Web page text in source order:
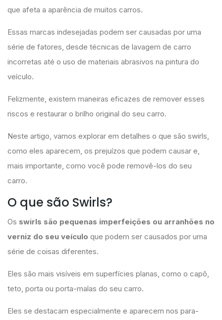
que afeta a aparência de muitos carros.
Essas marcas indesejadas podem ser causadas por uma
série de fatores, desde técnicas de lavagem de carro
incorretas até o uso de materiais abrasivos na pintura do
veículo.
Felizmente, existem maneiras eficazes de remover esses
riscos e restaurar o brilho original do seu carro.
Neste artigo, vamos explorar em detalhes o que são swirls,
como eles aparecem, os prejuízos que podem causar e,
mais importante, como você pode removê-los do seu
carro.
O que são Swirls?
Os swirls são pequenas imperfeições ou arranhões no
verniz do seu veículo que podem ser causados por uma
série de coisas diferentes.
Eles são mais visíveis em superfícies planas, como o capô,
teto, porta ou porta-malas do seu carro.
Eles se destacam especialmente e aparecem nos para-